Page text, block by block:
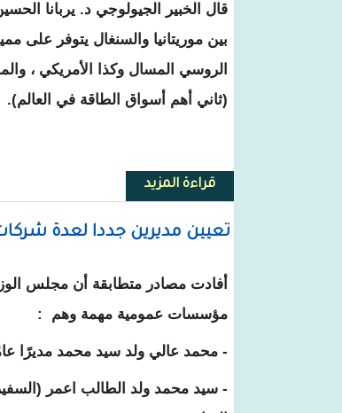
قال الخبير الجيولوجي د. يربانا
بين موريتانيا والسنغال يتوفر على
الروسي المسال وكذا الأمريكي ،
(ثاني أهم أسواق الطاقة في العالم).
قراءة المزيدحول خبير : مميزات الغاز
تعيين مديرين جددا لعدة
أفادت مصادر متطابقة أن مجلس
مؤسسات عمومية مهمة وهم :
- محمد عالي ولد سيد محمد مديرًا
- سيد محمد ولد الطالب اعمر